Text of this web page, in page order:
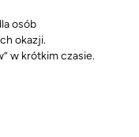
osób
okazji.
w krótkim czasie.